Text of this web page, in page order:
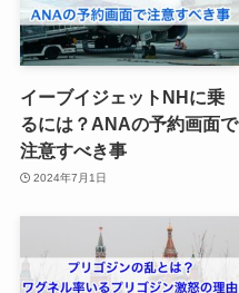
イーブイジェットNHに乗
るには？ANAの予約画面で
注意すべき事
2024年7月1日